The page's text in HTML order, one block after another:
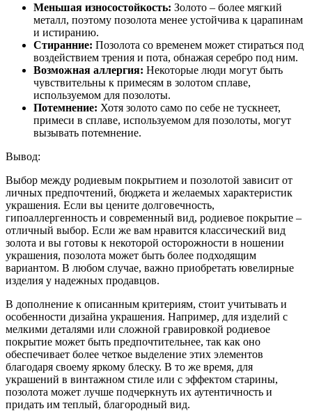
Меньшая износостойкость: Золото – более мягкий
металл, поэтому позолота менее устойчива к царапинам
и истиранию.
Стиранние: Позолота со временем может стираться под
воздействием трения и пота, обнажая серебро под ним.
Возможная аллергия: Некоторые люди могут быть
чувствительны к примесям в золотом сплаве,
используемом для позолоты.
Потемнение: Хотя золото само по себе не тускнеет,
примеси в сплаве, используемом для позолоты, могут
вызывать потемнение.
Вывод:
Выбор между родиевым покрытием и позолотой зависит от
личных предпочтений, бюджета и желаемых характеристик
украшения. Если вы цените долговечность,
гипоаллергенность и современный вид, родиевое покрытие –
отличный выбор. Если же вам нравится классический вид
золота и вы готовы к некоторой осторожности в ношении
украшения, позолота может быть более подходящим
вариантом. В любом случае, важно приобретать ювелирные
изделия у надежных продавцов.
В дополнение к описанным критериям, стоит учитывать и
особенности дизайна украшения. Например, для изделий с
мелкими деталями или сложной гравировкой родиевое
покрытие может быть предпочтительнее, так как оно
обеспечивает более четкое выделение этих элементов
благодаря своему яркому блеску. В то же время, для
украшений в винтажном стиле или с эффектом старины,
позолота может лучше подчеркнуть их аутентичность и
придать им теплый, благородный вид.